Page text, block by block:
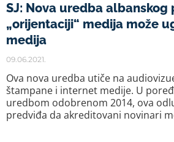
SJ: Nova uredba
„orijentaciji“ medija može
medija
09.06.2021.
Ova nova uredba utiče na
štampane i internet medije. U
uredbom odobrenom 2014, ova
predviđa da akreditovani novinari